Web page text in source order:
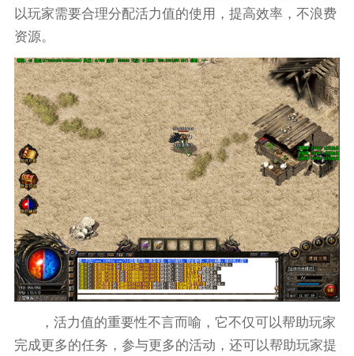
以玩家需要合理分配活力值的使用，提高效率，不浪费
资源。
，活力值的重要性不言而喻，它不仅可以帮助玩家
完成更多的任务，参与更多的活动，还可以帮助玩家提